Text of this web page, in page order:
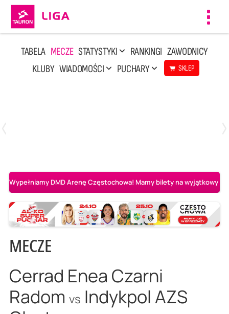
TABELA MECZE STATYSTYKI RANKINGI ZAWODNICY
KLUBY WIADOMOŚCI PUCHARY SKLEP
Wypełniamy DMD Arenę Częstochowa! Mamy bilety na wyjątkowy
MECZE
Cerrad Enea Czarni
Radom vs Indykpol AZS